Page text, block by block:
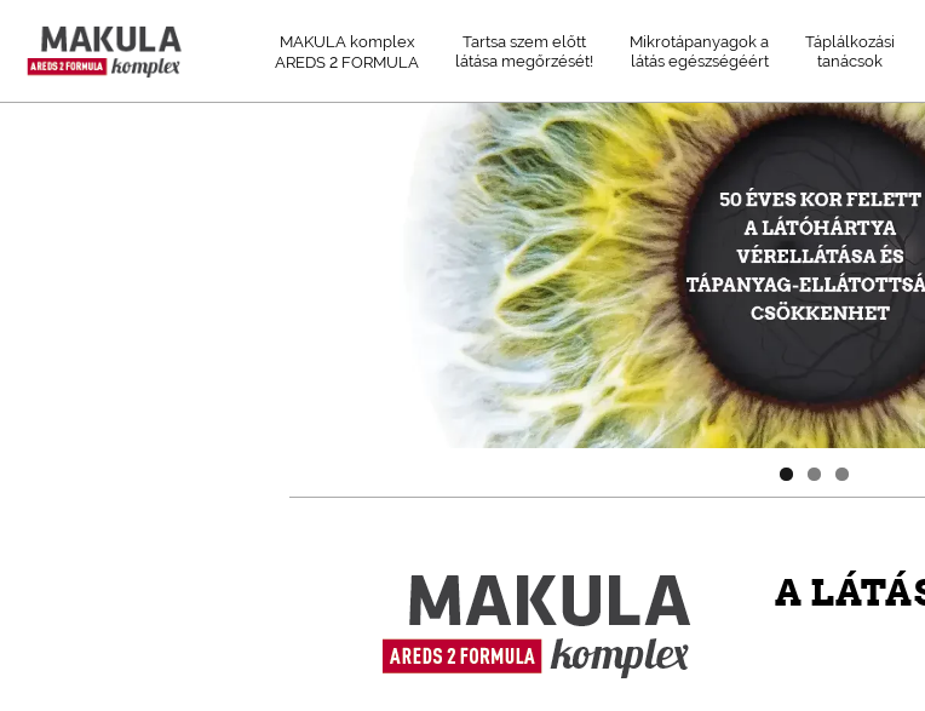
MAKULA komplex
AREDS 2 FORMULA
Tartsa szem előtt
látása megőrzését!
Mikrotápanyagok a
látás egészségéért
Táplálkozási
tanácsok
A